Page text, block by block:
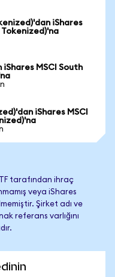
iShares
Tokenized)'na
MSCI South
iShares MSCI
tarafından ihraç
veya iShares
Şirket adı ve
referans varlığını